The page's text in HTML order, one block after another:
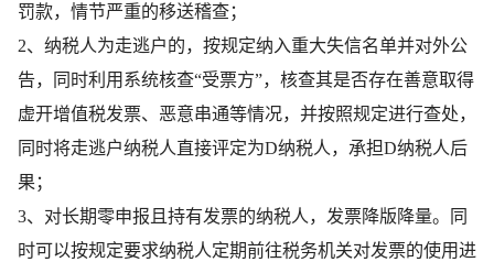
罚款，情节严重的移送稽查；
2、纳税人为走逃户的，按规定纳入重大失信名单并对外公
告，同时利用系统核查“受票方”，核查其是否存在善意取得
虚开增值税发票、恶意串通等情况，并按照规定进行查处，
同时将走逃户纳税人直接评定为D纳税人，承担D纳税人后
果；
3、对长期零申报且持有发票的纳税人，发票降版降量。同
时可以按规定要求纳税人定期前往税务机关对发票的使用进